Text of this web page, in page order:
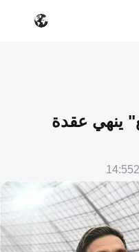
ينهي عقدة
14:55